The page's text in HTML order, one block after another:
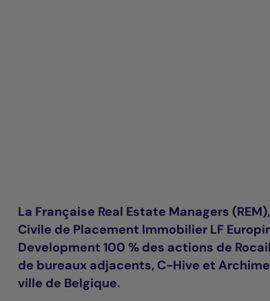
La Française Real Estate Managers
Civile de Placement Immobilier LF
Development 100 % des actions de
de bureaux adjacents, C-Hive et
ville de Belgique.